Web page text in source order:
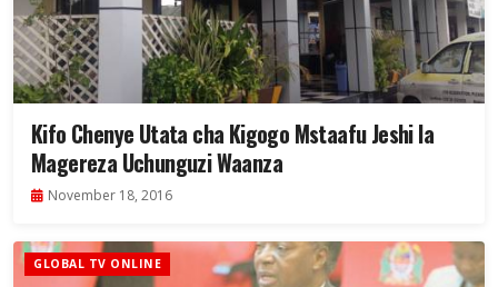
Kifo Chenye Utata cha Kigogo Mstaafu Jeshi la
Magereza Uchunguzi Waanza
November 18, 2016
GLOBAL TV ONLINE